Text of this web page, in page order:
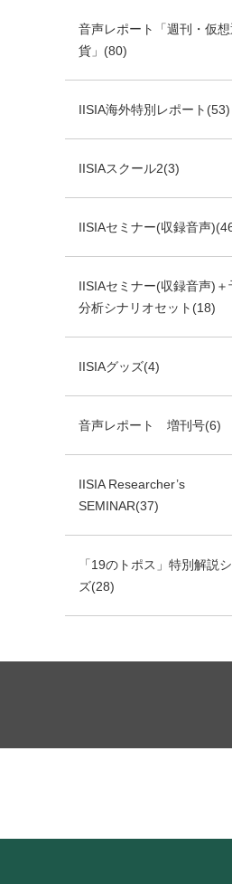
音声レポート「週刊・仮想
貨」 (80)
IISIA海外特別レポート (53)
IISIAスクール2(3)
IISIAセミナー(収録音声)
IISIAセミナー(収録音声)＋
分析シナリオセット (18)
IISIAグッズ(4)
音声レポート 増刊号(6)
IISIA Researcher’s
SEMINAR(37)
「19のトポス」特別解説
ズ(28)